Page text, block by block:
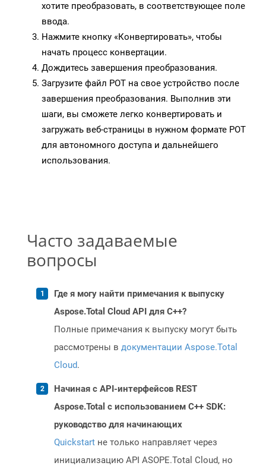
хотите преобразовать, в соответствующее поле
ввода.
Нажмите кнопку «Конвертировать», чтобы
начать процесс конвертации.
Дождитесь завершения преобразования.
Загрузите файл POT на свое устройство после
завершения преобразования. Выполнив эти
шаги, вы сможете легко конвертировать и
загружать веб-страницы в нужном формате POT
для автономного доступа и дальнейшего
использования.
Часто задаваемые
вопросы
Где я могу найти примечания к выпуску
Aspose.Total Cloud API для C++?
Полные примечания к выпуску могут быть
рассмотрены в документации Aspose.Total
Cloud.
Начиная с API-интерфейсов REST
Aspose.Total с использованием C++ SDK:
руководство для начинающих
Quickstart не только направляет через
инициализацию API ASOPE.Total Cloud, но